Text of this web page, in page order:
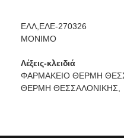
ΕΛΛ,ΕΛΕ-270326
ΜΟΝΙΜΟ
Λέξεις-κλειδιά
ΦΑΡΜΑΚΕΙΟ ΘΕΡΜΗ
ΘΕΡΜΗ ΘΕΣΣΑΛΟΝΙΚΗΣ,